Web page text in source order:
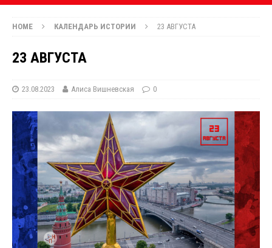
HOME КАЛЕНДАРЬ ИСТОРИИ 23 АВГУСТА
23 АВГУСТА
23.08.2023 Алиса Вишневская 0